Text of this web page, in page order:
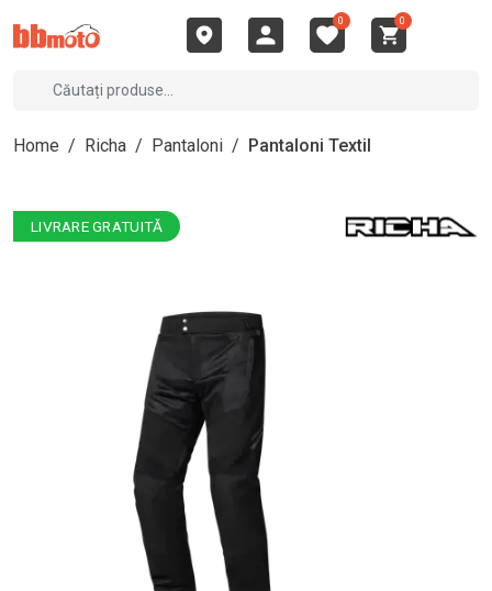
0 0
Home / Richa / Pantaloni / Pantaloni Textil
LIVRARE GRATUITĂ